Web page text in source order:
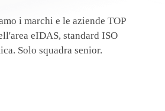
i marchi e le aziende TOP
eIDAS, standard ISO
Solo squadra senior.